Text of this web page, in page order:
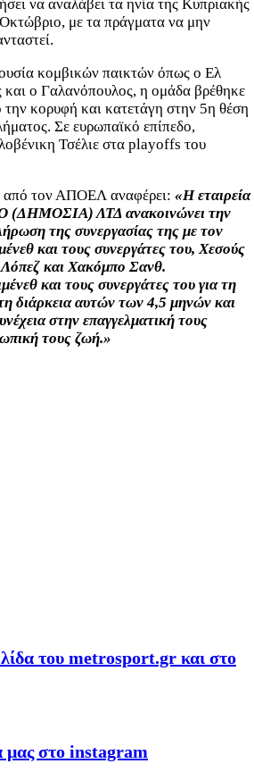
να αναλάβει τα ηνία της Κυπριακής
με τα πράγματα να μην
κομβικών παικτών όπως ο Ελ
ο Γαλανόπουλος, η ομάδα βρέθηκε
κορυφή και κατετάγη στην 5η θέση
Σε ευρωπαϊκό επίπεδο,
Τσέλιε στα playoffs του
από τον ΑΠΟΕΛ αναφέρει: «Η εταιρεία
ΛΤΔ ανακοινώνει την
της συνεργασίας της με τον
και τους συνεργάτες του, Χεσούς
και Χακόμπο Σανθ.
και τους συνεργάτες του για τη
διάρκεια αυτών των 4,5 μηνών και
στην επαγγελματική τους
τους ζωή.»
του metrosport.gr και στο
μας στο instagram